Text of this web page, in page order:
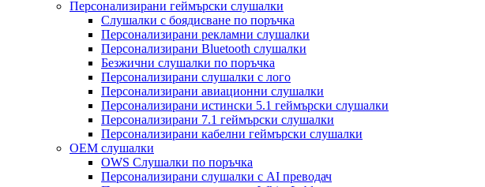
Персонализирани геймърски слушалки
Слушалки с боядисване по поръчка
Персонализирани рекламни слушалки
Персонализирани Bluetooth слушалки
Безжични слушалки по поръчка
Персонализирани слушалки с лого
Персонализирани авиационни слушалки
Персонализирани истински 5.1 геймърски слушалки
Персонализирани 7.1 геймърски слушалки
Персонализирани кабелни геймърски слушалки
OEM слушалки
OWS Слушалки по поръчка
Персонализирани слушалки с AI преводач